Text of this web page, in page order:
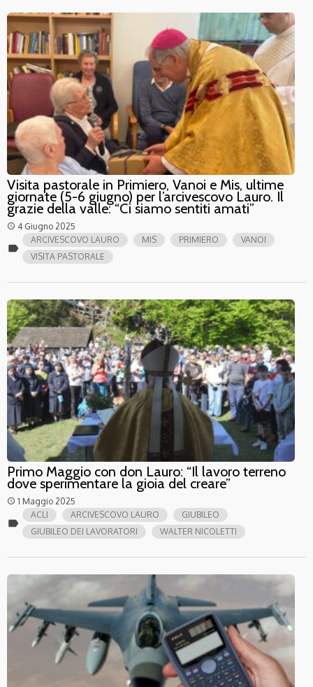
Visita pastorale in Primiero, Vanoi e Mis, ultime
giornate (5-6 giugno) per l’arcivescovo Lauro. Il
grazie della valle: “Ci siamo sentiti amati”
access_time 4 Giugno 2025
label
ARCIVESCOVO LAURO MIS PRIMIERO
VANOI
VISITA PASTORALE
Primo Maggio con don Lauro: “Il lavoro terreno
dove sperimentare la gioia del creare”
access_time 1 Maggio 2025
label
ACLI ARCIVESCOVO LAURO
GIUBILEO
GIUBILEO DEI LAVORATORI
WALTER NICOLETTI